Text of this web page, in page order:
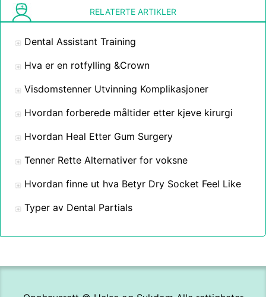
RELATERTE ARTIKLER
Dental Assistant Training
Hva er en rotfylling &Crown
Visdomstenner Utvinning Komplikasjoner
Hvordan forberede måltider etter kjeve kirurgi
Hvordan Heal Etter Gum Surgery
Tenner Rette Alternativer for voksne
Hvordan finne ut hva Betyr Dry Socket Feel Like
Typer av Dental Partials